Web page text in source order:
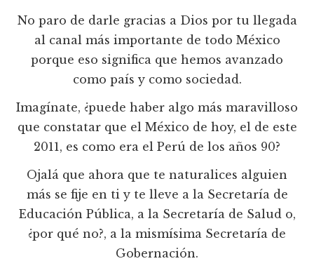
No paro de darle gracias a Dios por tu llegada
al canal más importante de todo México
porque eso significa que hemos avanzado
como país y como sociedad.
Imagínate, ¿puede haber algo más maravilloso
que constatar que el México de hoy, el de este
2011, es como era el Perú de los años 90?
Ojalá que ahora que te naturalices alguien
más se fije en ti y te lleve a la Secretaría de
Educación Pública, a la Secretaría de Salud o,
¿por qué no?, a la mismísima Secretaría de
Gobernación.